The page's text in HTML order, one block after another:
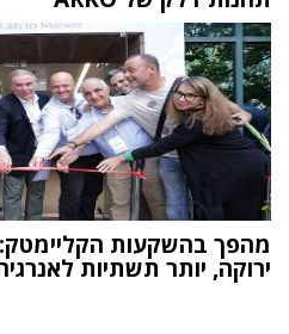
מהפך בהשקעות הקליימטק:
ירוקה, יותר תשתיות